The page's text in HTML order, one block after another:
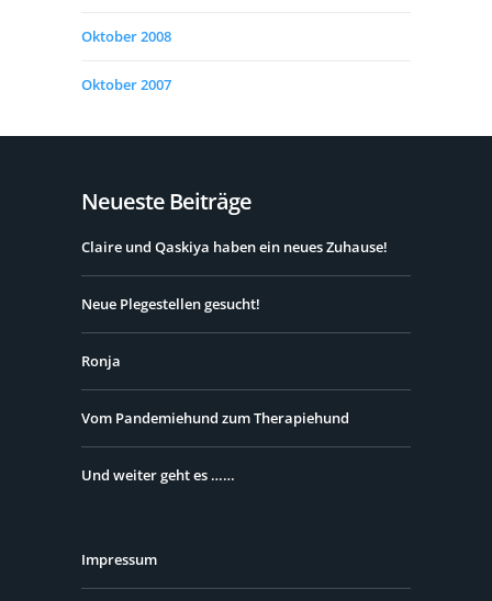
Oktober 2008
Oktober 2007
Neueste Beiträge
Claire und Qaskiya haben ein neues Zuhause!
Neue Plegestellen gesucht!
Ronja
Vom Pandemiehund zum Therapiehund
Und weiter geht es ……
Impressum